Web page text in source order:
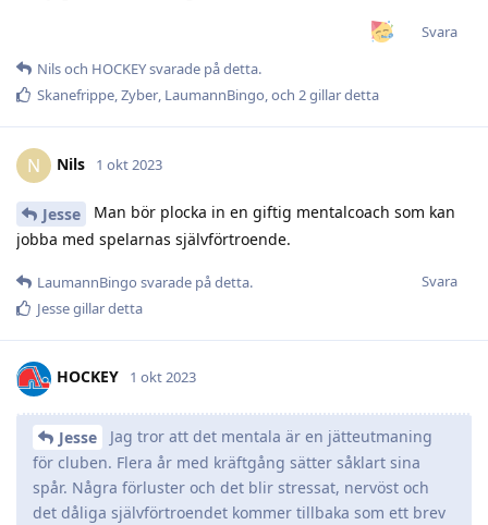
Svara
Nilsoch HOCKEYsvarade på detta.
Skanefrippe,Zyber, LaumannBingo, och 2gillar detta
N Nils 1 okt 2023
Jesse
Man bör plocka in en giftig mentalcoach som kan
jobba med spelarnas självförtroende.
Svara
LaumannBingo svarade på detta.
Jessegillar detta
HOCKEY 1 okt 2023
Jesse
Jag tror att det mentala är en jätteutmaning
för cluben. Flera år med kräftgång sätter såklart sina
spår. Några förluster och det blir stressat, nervöst och
det dåliga självförtroendet kommer tillbaka som ett brev